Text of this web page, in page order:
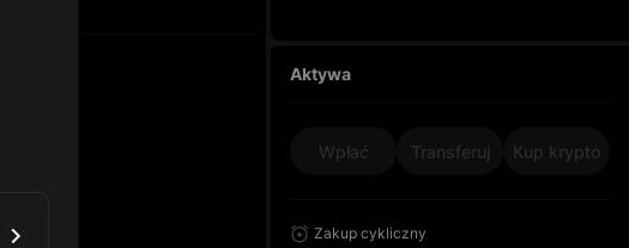
Aktywa
Wpłać Transferuj Kup krypto
Zakup cykliczny